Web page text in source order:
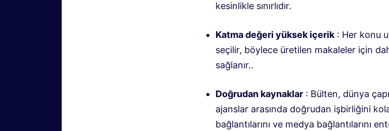
kesinlikle sınırlıdır.
Katma değeri yüksek içerik : Her konu
seçilir, böylece üretilen makaleler için
sağlanır..
Doğrudan kaynaklar : Bülten, dünya
ajanslar arasında doğrudan işbirliğini
bağlantılarını ve medya bağlantılarını